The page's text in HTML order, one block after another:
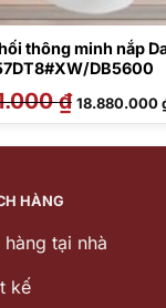
thông minh nắp
DB5600
₫ Giá
gốc
là:
18.880.000
HÀNG
tại nhà
kế